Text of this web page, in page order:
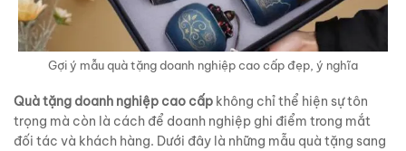
Gợi ý mẫu quà tặng doanh nghiệp cao cấp đẹp, ý nghĩa
Quà tặng doanh nghiệp cao cấp không chỉ thể hiện sự tôn
trọng mà còn là cách để doanh nghiệp ghi điểm trong mắt
đối tác và khách hàng. Dưới đây là những mẫu quà tặng sang